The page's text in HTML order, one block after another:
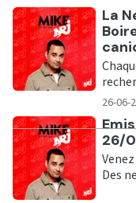
La
26-06-
26/
Des